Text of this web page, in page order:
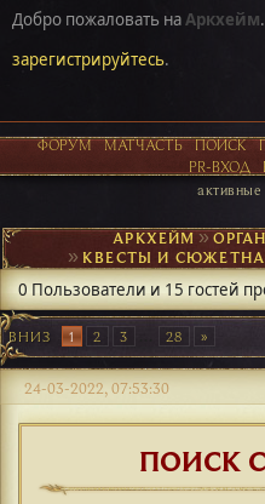
Добро пожаловать наАркхейм.
зарегистрируйтесь.
ФОРУМ МАТЧАСТЬ ПОИСК
PR-ВХОД
активные
АРКХЕЙМ►
►
0 Пользователи и 15 гостей
ВНИЗ 1 2 3 28
24-03-2022, 07:53:30
ПОИСК